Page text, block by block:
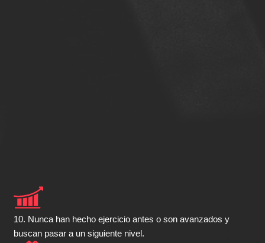
10. Nunca han hecho ejercicio antes o son avanzados y
buscan pasar a un siguiente nivel.